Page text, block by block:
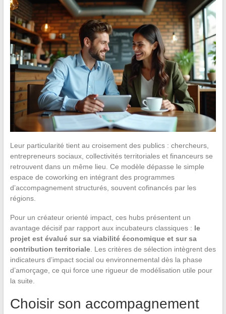
Leur particularité tient au croisement des publics : chercheurs,
entrepreneurs sociaux, collectivités territoriales et financeurs se
retrouvent dans un même lieu. Ce modèle dépasse le simple
espace de coworking en intégrant des programmes
d’accompagnement structurés, souvent cofinancés par les
régions.
Pour un créateur orienté impact, ces hubs présentent un
avantage décisif par rapport aux incubateurs classiques : le
projet est évalué sur sa viabilité économique et sur sa
contribution territoriale. Les critères de sélection intègrent des
indicateurs d’impact social ou environnemental dès la phase
d’amorçage, ce qui force une rigueur de modélisation utile pour
la suite.
Choisir son accompagnement